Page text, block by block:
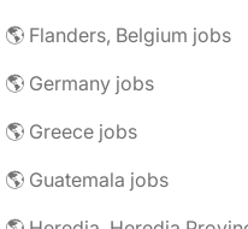
🌎 Flanders, Belgium jobs
🌎 Germany jobs
🌎 Greece jobs
🌎 Guatemala jobs